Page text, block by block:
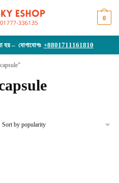
0
হয় – যোগাযোগঃ +8801711161810